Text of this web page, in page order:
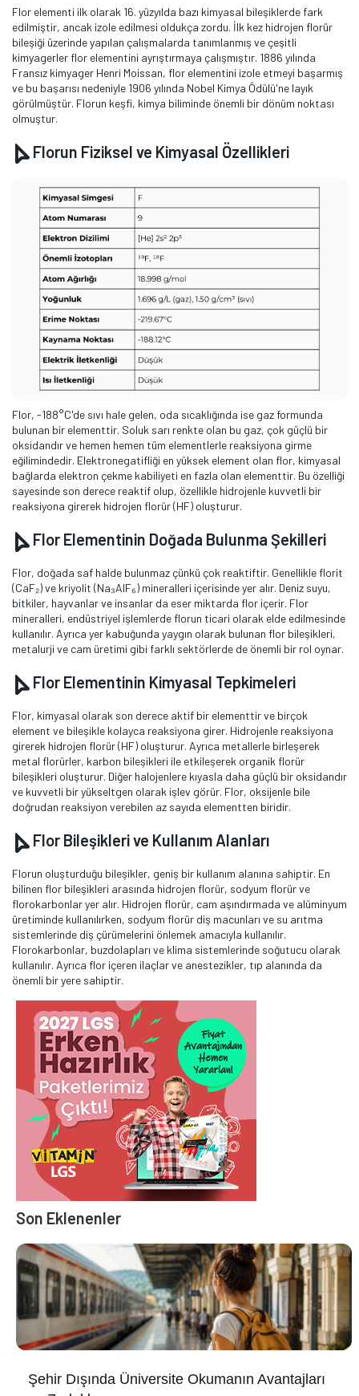
Flor elementi ilk olarak 16. yüzyılda bazı kimyasal bileşiklerde fark
edilmiştir, ancak izole edilmesi oldukça zordu. İlk kez hidrojen florür
bileşiği üzerinde yapılan çalışmalarda tanımlanmış ve çeşitli
kimyagerler flor elementini ayrıştırmaya çalışmıştır. 1886 yılında
Fransız kimyager Henri Moissan, flor elementini izole etmeyi başarmış
ve bu başarısı nedeniyle 1906 yılında Nobel Kimya Ödülü'ne layık
görülmüştür. Florun keşfi, kimya biliminde önemli bir dönüm noktası
olmuştur.
Florun Fiziksel ve Kimyasal Özellikleri
Flor, -188°C'de sıvı hale gelen, oda sıcaklığında ise gaz formunda
bulunan bir elementtir. Soluk sarı renkte olan bu gaz, çok güçlü bir
oksidandır ve hemen hemen tüm elementlerle reaksiyona girme
eğilimindedir. Elektronegatifliği en yüksek element olan flor, kimyasal
bağlarda elektron çekme kabiliyeti en fazla olan elementtir. Bu özelliği
sayesinde son derece reaktif olup, özellikle hidrojenle kuvvetli bir
reaksiyona girerek hidrojen florür (HF) oluşturur.
Flor Elementinin Doğada Bulunma Şekilleri
Flor, doğada saf halde bulunmaz çünkü çok reaktiftir. Genellikle florit
(CaF₂) ve kriyolit (Na₃AlF₆) mineralleri içerisinde yer alır. Deniz suyu,
bitkiler, hayvanlar ve insanlar da eser miktarda flor içerir. Flor
mineralleri, endüstriyel işlemlerde florun ticari olarak elde edilmesinde
kullanılır. Ayrıca yer kabuğunda yaygın olarak bulunan flor bileşikleri,
metalurji ve cam üretimi gibi farklı sektörlerde de önemli bir rol oynar.
Flor Elementinin Kimyasal Tepkimeleri
Flor, kimyasal olarak son derece aktif bir elementtir ve birçok
element ve bileşikle kolayca reaksiyona girer. Hidrojenle reaksiyona
girerek hidrojen florür (HF) oluşturur. Ayrıca metallerle birleşerek
metal florürler, karbon bileşikleri ile etkileşerek organik florür
bileşikleri oluşturur. Diğer halojenlere kıyasla daha güçlü bir oksidandır
ve kuvvetli bir yükseltgen olarak işlev görür. Flor, oksijenle bile
doğrudan reaksiyon verebilen az sayıda elementten biridir.
Flor Bileşikleri ve Kullanım Alanları
Florun oluşturduğu bileşikler, geniş bir kullanım alanına sahiptir. En
bilinen flor bileşikleri arasında hidrojen florür, sodyum florür ve
florokarbonlar yer alır. Hidrojen florür, cam aşındırmada ve alüminyum
üretiminde kullanılırken, sodyum florür diş macunları ve su arıtma
sistemlerinde diş çürümelerini önlemek amacıyla kullanılır.
Florokarbonlar, buzdolapları ve klima sistemlerinde soğutucu olarak
kullanılır. Ayrıca flor içeren ilaçlar ve anestezikler, tıp alanında da
önemli bir yere sahiptir.
Son Eklenenler
Şehir Dışında Üniversite Okumanın Avantajları